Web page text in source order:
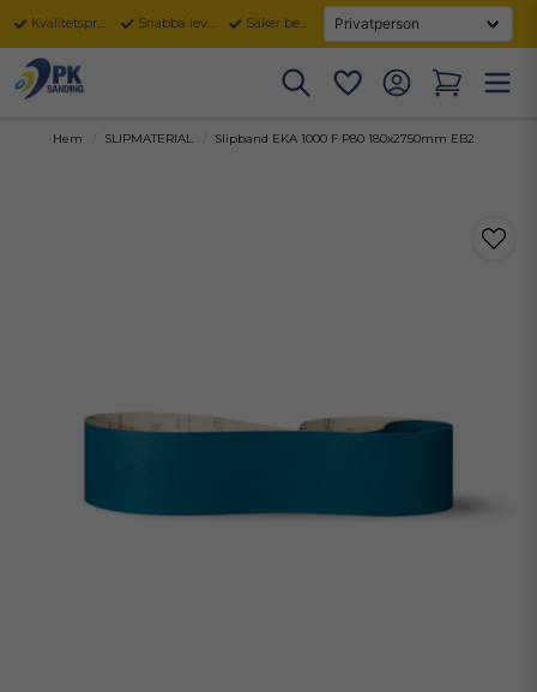
Kvalitetsprodukter Snabba leveranser Säker betalning
Hem SLIPMATERIAL Slipband EKA 1000 F P80 180x2750mm EB2